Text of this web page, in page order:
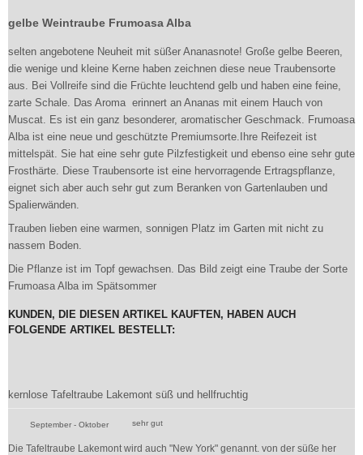
gelbe Weintraube Frumoasa Alba
selten angebotene Neuheit mit süßer Ananasnote! Große gelbe Beeren,
die wenige und kleine Kerne haben zeichnen diese neue Traubensorte
aus. Bei Vollreife sind die Früchte leuchtend gelb und haben eine feine,
zarte Schale. Das Aroma erinnert an Ananas mit einem Hauch von
Muscat. Es ist ein ganz besonderer, aromatischer Geschmack. Frumoasa
Alba ist eine neue und geschützte Premiumsorte.Ihre Reifezeit ist
mittelspät. Sie hat eine sehr gute Pilzfestigkeit und ebenso eine sehr gute
Frosthärte. Diese Traubensorte ist eine hervorragende Ertragspflanze,
eignet sich aber auch sehr gut zum Beranken von Gartenlauben und
Spalierwänden.
Trauben lieben eine warmen, sonnigen Platz im Garten mit nicht zu
nassem Boden.
Die Pflanze ist im Topf gewachsen. Das Bild zeigt eine Traube der Sorte
Frumoasa Alba im Spätsommer
KUNDEN, DIE DIESEN ARTIKEL KAUFTEN, HABEN AUCH
FOLGENDE ARTIKEL BESTELLT:
kernlose Tafeltraube Lakemont süß und hellfruchtig
September - Oktober sehr gut
Die Tafeltraube Lakemont wird auch "New York" genannt. von der süße her